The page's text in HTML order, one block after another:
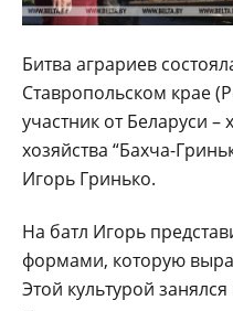
Битва аграриев
Ставропольском крае
участник от Беларуси
хозяйства “Бахча-
Игорь Гринько.
На батл Игорь
формами, которую
Этой культурой